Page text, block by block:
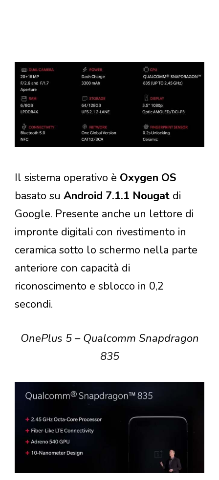
Il sistema operativo è Oxygen OS
basato su Android 7.1.1 Nougat di
Google. Presente anche un lettore di
impronte digitali con rivestimento in
ceramica sotto lo schermo nella parte
anteriore con capacità di
riconoscimento e sblocco in 0,2
secondi.
OnePlus 5 – Qualcomm Snapdragon
835